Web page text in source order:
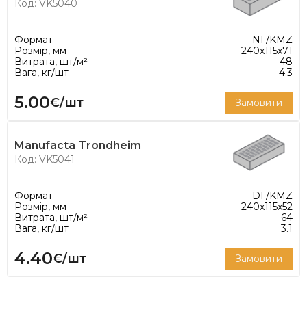
рекомендованої товщини шва 12 мм.
Код: VK5040
Формат
NF/KMZ
Розмір, мм
240х115х71
Витрата, шт/м²
48
Вага, кг/шт
4.3
5.00€/шт Замовити
Manufacta Trondheim
Код: VK5041
Формат
DF/KMZ
Розмір, мм
240х115х52
Витрата, шт/м²
64
Вага, кг/шт
3.1
4.40€/шт Замовити